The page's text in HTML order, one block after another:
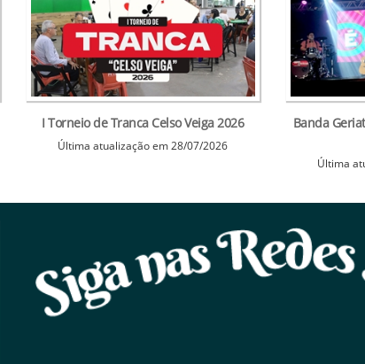
I Torneio de Tranca Celso Veiga 2026
Última atualização em 28/07/2026
Banda
Última